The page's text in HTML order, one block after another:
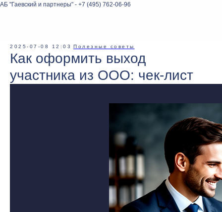
АБ "Гаевский и партнеры" - +7 (495) 762-06-96
2025-07-08 12:03 Полезные советы
Как оформить выход
участника из ООО: чек-лист